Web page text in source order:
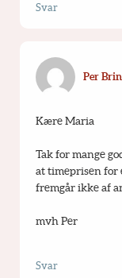
Svar
Per
Kære Maria
Tak for mange
at timeprisen for
fremgår ikke af
mvh Per
Svar